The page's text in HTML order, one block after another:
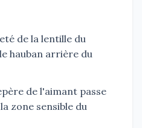
de la lentille du
hauban arrière du
de l'aimant passe
zone sensible du